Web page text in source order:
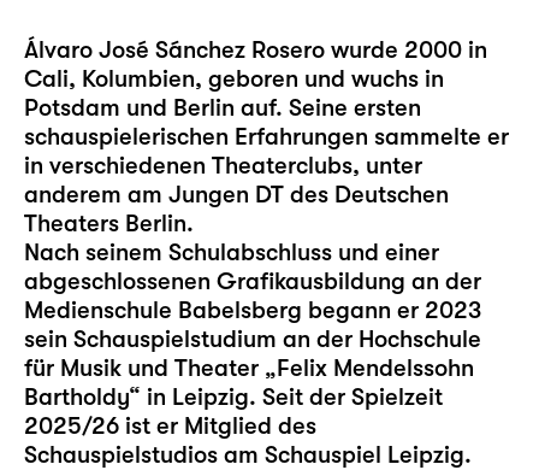
Álvaro José Sánchez Rosero wurde 2000 in
Cali, Kolumbien, geboren und wuchs in
Potsdam und Berlin auf. Seine ersten
schauspielerischen Erfahrungen sammelte er
in verschiedenen Theaterclubs, unter
anderem am Jungen DT des Deutschen
Theaters Berlin.
Nach seinem Schulabschluss und einer
abgeschlossenen Grafikausbildung an der
Medienschule Babelsberg begann er 2023
sein Schauspielstudium an der Hochschule
für Musik und Theater „Felix Mendelssohn
Bartholdy“ in Leipzig. Seit der Spielzeit
2025/26 ist er Mitglied des
Schauspielstudios am Schauspiel Leipzig.